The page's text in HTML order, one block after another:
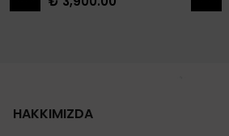
HAKKIMIZDA